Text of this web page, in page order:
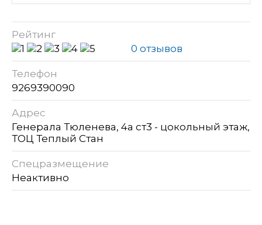
Рейтинг
0 отзывов
Телефон
9269390090
Адрес
Генерала Тюленева, 4а ст3 - цокольный этаж,
ТОЦ Теплый Стан
Спецразмещение
Неактивно